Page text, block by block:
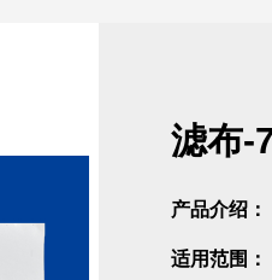
滤布-
产品介绍：
适用范围：